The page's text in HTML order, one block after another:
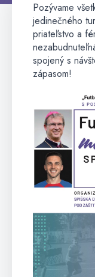
Pozývame
jedinečného
priateľstvo a
spojený s
zápasom!